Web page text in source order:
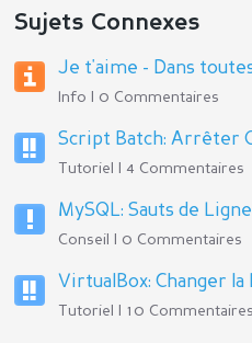
Sujets Connexes
Je t'aime - Dans
Info | 0 Commentaires
Script Batch: Arrêter
Tutoriel | 4 Commentaires
MySQL: Sauts de
Conseil | 0 Commentaires
VirtualBox: Changer
Tutoriel | 10 Commentaires